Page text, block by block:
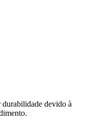
devido à